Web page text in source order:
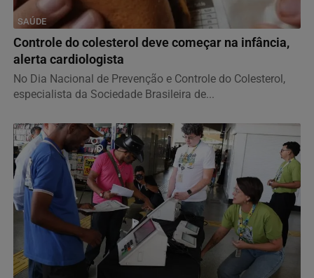
SAÚDE
Controle do colesterol deve começar na infância,
alerta cardiologista
No Dia Nacional de Prevenção e Controle do Colesterol,
especialista da Sociedade Brasileira de...